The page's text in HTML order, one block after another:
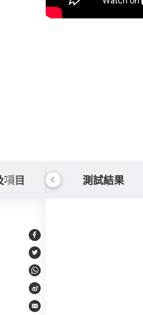
項目 測試結果
Facebook
Twitter
WhatsApp
Weibo
Email